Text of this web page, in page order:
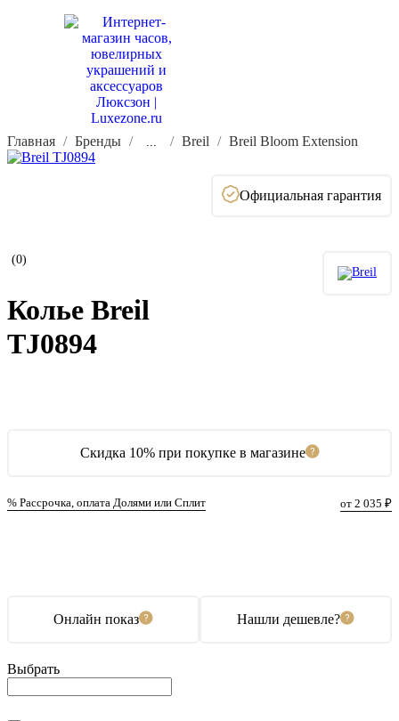
Главная Бренды ... Breil Breil Bloom Extension
Официальная гарантия
(0)
Скидка 10% при покупке в магазине
% Рассрочка, оплата Долями или Сплит от 2 035 ₽
Колье Breil
TJ0894
Онлайн показ Нашли дешевле?
Выбрать